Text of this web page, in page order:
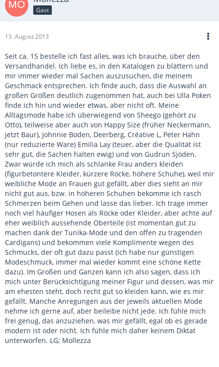
Gast
13. August 2013
Seit ca. 15 bestelle ich fast alles, was ich brauche, über den
Versandhandel. Ich liebe es, in den Katalogen zu blättern und
mir immer wieder mal Sachen auszusuchen, die meinem
Geschmack entsprechen. Ich finde auch, dass die Auswahl an
großen Größen deutlich zugenommen hat, auch bei Ulla Poken
finde ich hin und wieder etwas, aber nicht oft. Meine
Alltagsmode habe ich überwiegend von Sheego (gehört zu
Otto), teilweise aber auch von Happy Size (früher Neckermann,
jetzt Baur), Johnnie Boden, Deerberg, Créative L, Peter Hahn
(nur reduzierte Ware) Emilia Lay (teuer, aber die Qualität ist
sehr gut, die Sachen halten ewig) und von Gudrun Sjöden.
Zwar würde ich mich als schlanke Frau anders kleiden
(figurbetontere Kleider, kürzere Röcke, höhere Schuhe), weil mir
weibliche Mode an Frauen gut gefällt, aber dies sieht an mir
nicht gut aus, bzw. in höheren Schuhen bekomme ich rasch
Schmerzen beim Gehen und lasse das lieber. Ich trage immer
noch viel häufiger Hosen als Röcke oder Kleider, aber achte auf
eher weiblich aussehende Oberteile (ist momentan gut zu
machen dank der Tunika-Mode und den offen zu tragenden
Cardigans) und bekommen viele Komplimente wegen des
Schmucks, der oft gut dazu passt (ich habe nur günstigen
Modeschmuck, immer mal wieder kommt eine schöne Kette
dazu). Im Großen und Ganzen kann ich also sagen, dass ich
mich unter Berücksichtigung meiner Figur und dessen, was mir
am ehesten steht, doch recht gut so kleiden kann, wie es mir
gefällt. Manche Anregungen aus der jeweils aktuellen Mode
nehme ich gerne auf, aber beileibe nicht jede. Ich fühle mich
frei genug, das anzuziehen, was mir gefällt, egal ob es gerade
modern ist oder nicht. Ich fühle mich daher keinem Diktat
unterworfen. LG; Mollezza